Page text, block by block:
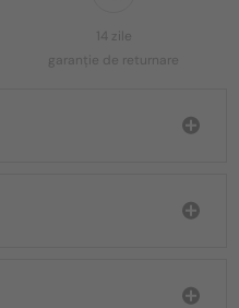
14 zile
garanție de returnare